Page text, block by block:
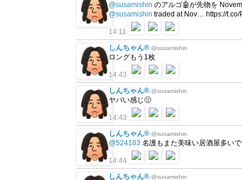
@susamishin のアルゴ🤖が先物を
@susamishin traded at Nov… https://t.co/
14:11
しんちゃん® @susamishin
ロングもう1枚
14:43
しんちゃん® @susamishin
ヤバい感じ🤢
14:43
しんちゃん® @susamishin
@524183 名護もまた美味い居酒屋多い
14:44
しんちゃん® @susamishin